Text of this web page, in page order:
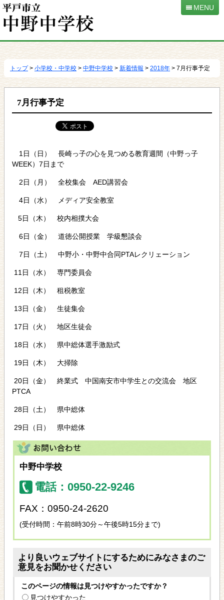
移
MENU
トップ> 小学校・中学校 > 中野中学校 > 新着情報 > 2018年 > 7月行事予定
7月行事予定
1日（日） 長崎っ子の心を見つめる教育週間（中野っ子
WEEK）7日まで
2日（月） 全校集会 AED講習会
4日（水） メディア安全教室
5日（木） 校内相撲大会
6日（金） 道徳公開授業 学級懇談会
7日（土） 中野小・中野中合同PTAレクリェーション
11日（水） 専門委員会
12日（木） 租税教室
13日（金） 生徒集会
17日（火） 地区生徒会
18日（水） 県中総体選手激励式
19日（木） 大掃除
20日（金） 終業式 中国南安市中学生との交流会 地区
PTCA
28日（土） 県中総体
29日（日） 県中総体
中野中学校
電話：0950-22-9246
FAX：0950-24-2620
(受付時間：午前8時30分～午後5時15分まで)
より良いウェブサイトにするためにみなさまのご
意見をお聞かせください
このページの情報は見つけやすかったですか？
見つけやすかった